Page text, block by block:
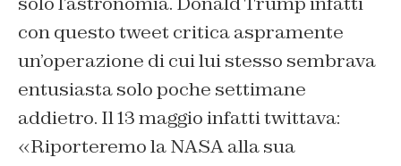
con questo tweet critica aspramente
un’operazione di cui lui stesso sembrava
entusiasta solo poche settimane
addietro. Il 13 maggio infatti twittava:
«Riporteremo la NASA alla sua